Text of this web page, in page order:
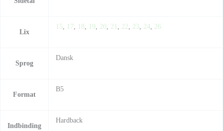
Lix
15 17 18 19 20 21 22 23 24, 26
Sprog
Dansk
Format
B5
Indbinding
Hardback